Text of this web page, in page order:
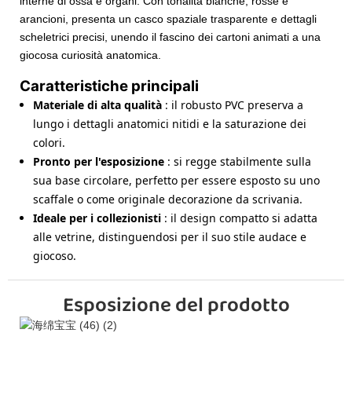
arancioni, presenta un casco spaziale trasparente e dettagli
scheletrici precisi, unendo il fascino dei cartoni animati a una
giocosa curiosità anatomica.
Caratteristiche principali
Materiale di alta qualità: il robusto PVC preserva a
lungo i dettagli anatomici nitidi e la saturazione dei
colori.
Pronto per l'esposizione: si regge stabilmente sulla
sua base circolare, perfetto per essere esposto su uno
scaffale o come originale decorazione da scrivania.
Ideale per i collezionisti: il design compatto si adatta
alle vetrine, distinguendosi per il suo stile audace e
giocoso.
Esposizione del prodotto